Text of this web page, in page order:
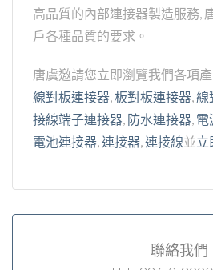
高品質的內部連接器製造服務,
戶各種品質的要求。
唐虞邀請您立即瀏覽我們各項
線對板連接器,板對板連接器,線
接線端子連接器, 防水連接器, 電
電池連接器,連接器,連接線並立
聯絡我們